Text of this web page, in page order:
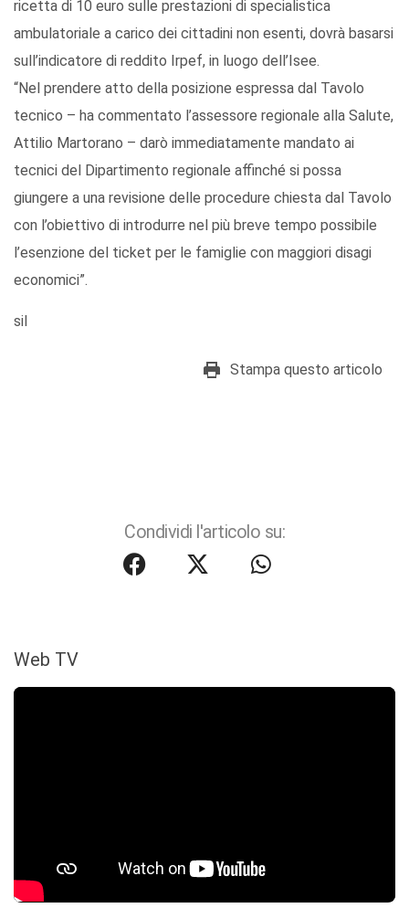
ricetta di 10 euro sulle prestazioni di specialistica
ambulatoriale a carico dei cittadini non esenti, dovrà basarsi
sull’indicatore di reddito Irpef, in luogo dell’Isee.
“Nel prendere atto della posizione espressa dal Tavolo
tecnico – ha commentato l’assessore regionale alla Salute,
Attilio Martorano – darò immediatamente mandato ai
tecnici del Dipartimento regionale affinché si possa
giungere a una revisione delle procedure chiesta dal Tavolo
con l’obiettivo di introdurre nel più breve tempo possibile
l’esenzione del ticket per le famiglie con maggiori disagi
economici”.
sil
Stampa questo articolo
Condividi l'articolo su:
Web TV